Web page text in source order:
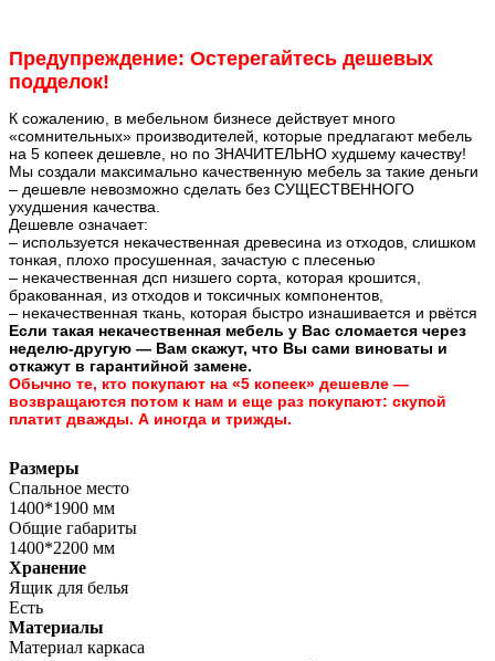
Предупреждение: Остерегайтесь дешевых
подделок!
К сожалению, в мебельном бизнесе действует много
«сомнительных» производителей, которые предлагают мебель
на 5 копеек дешевле, но по ЗНАЧИТЕЛЬНО худшему качеству!
Мы создали максимально качественную мебель за такие деньги
– дешевле невозможно сделать без СУЩЕСТВЕННОГО
ухудшения качества.
Дешевле означает:
– используется некачественная древесина из отходов, слишком
тонкая, плохо просушенная, зачастую с плесенью
– некачественная дсп низшего сорта, которая крошится,
бракованная, из отходов и токсичных компонентов,
– некачественная ткань, которая быстро изнашивается и рвётся
Если такая некачественная мебель у Вас сломается через
неделю-другую — Вам скажут, что Вы сами виноваты и
откажут в гарантийной замене.
Обычно те, кто покупают на «5 копеек» дешевле —
возвращаются потом к нам и еще раз покупают: скупой
платит дважды. А иногда и трижды.
Размеры
Спальное место
1400*1900 мм
Общие габариты
1400*2200 мм
Хранение
Ящик для белья
Есть
Материалы
Материал каркаса